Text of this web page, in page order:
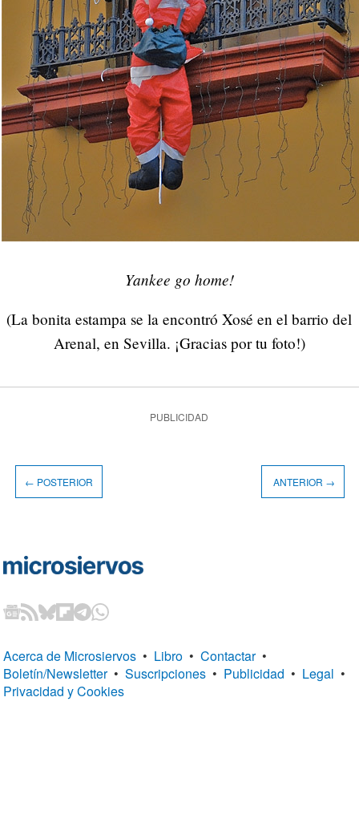
Yankee go home!
(La bonita estampa se la encontró Xosé en el barrio del
Arenal, en Sevilla. ¡Gracias por tu foto!)
PUBLICIDAD
← POSTERIOR ANTERIOR →
Acerca de Microsiervos • Libro • Contactar •
Boletín/Newsletter • Suscripciones • Publicidad • Legal •
Privacidad y Cookies